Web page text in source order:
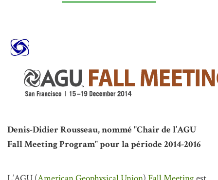
Denis-Didier Rousseau, nommé "Chair de l’AGU
Fall Meeting Program" pour la période 2014-2016